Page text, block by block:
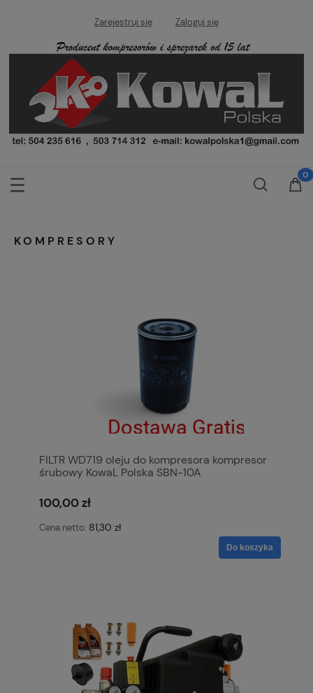
Zarejestruj się Zaloguj się
KOMPRESORY
FILTR WD719 oleju do kompresora kompresor
śrubowy KowaL Polska SBN-10A
100,00 zł
Cena netto: 81,30 zł
Do koszyka